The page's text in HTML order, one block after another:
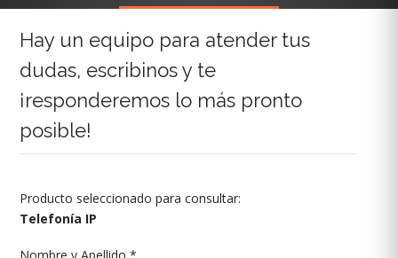
Hay un equipo para atender tus
dudas, escribinos y te
¡responderemos lo más pronto
posible!
Producto seleccionado para consultar:
Telefonía IP